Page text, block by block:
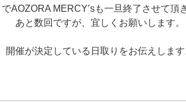
でAOZORA MERCY’sも一旦終了させて頂
あと数回ですが、宜しくお願いします。
開催が決定している日取りをお伝えします